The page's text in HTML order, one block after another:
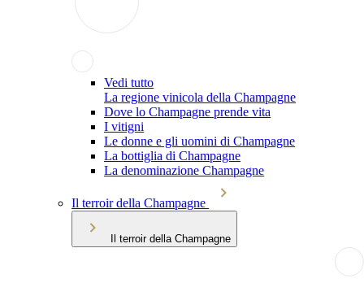
Vedi tutto
La regione vinicola della Champagne
Dove lo Champagne prende vita
I vitigni
Le donne e gli uomini di Champagne
La bottiglia di Champagne
La denominazione Champagne
Il terroir della Champagne
Il terroir della Champagne